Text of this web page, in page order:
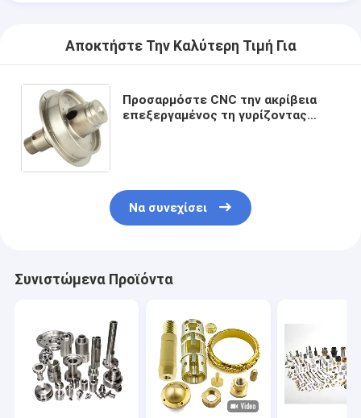
Αποκτήστε Την Καλύτερη Τιμή Για
Προσαρμόστε CNC την ακρίβεια
επεξεργαμένος τη γυρίζοντας
Να συνεχίσει
Συνιστώμενα Προϊόντα